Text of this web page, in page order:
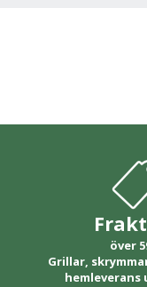
över
Grillar,
hemleverans